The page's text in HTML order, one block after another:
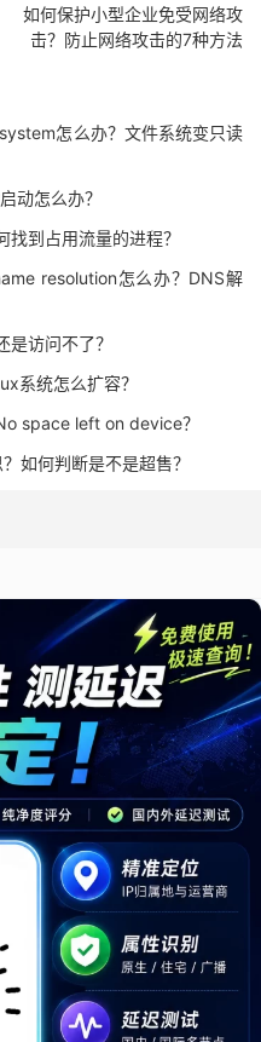
如何保护小型企业免受网络攻
击？防止网络攻击的7种方法
怎么办？文件系统变只读
动怎么办？
到占用流量的进程？
resolution怎么办？DNS解
访问不了？
系统怎么扩容？
space left on device？
如何判断是不是超售？